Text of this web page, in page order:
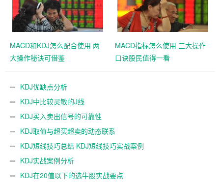
MACD和KDJ怎么配合使用 两
大操作秘诀可借鉴
MACD指标怎么使用 三大操作
口诀股民值得一看
KDJ优缺点分析
KDJ中比较灵敏的J线
KDJ买入卖出信号的可靠性
KDJ取值与超买超卖的动态联系
KDJ短线技巧总结 KDJ短线技巧实战案例
KDJ实战案例分析
KDJ在20值以下的选牛股实战要点